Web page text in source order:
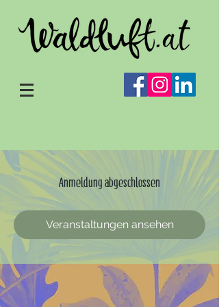
Anmeldung abgeschlossen
Veranstaltungen ansehen